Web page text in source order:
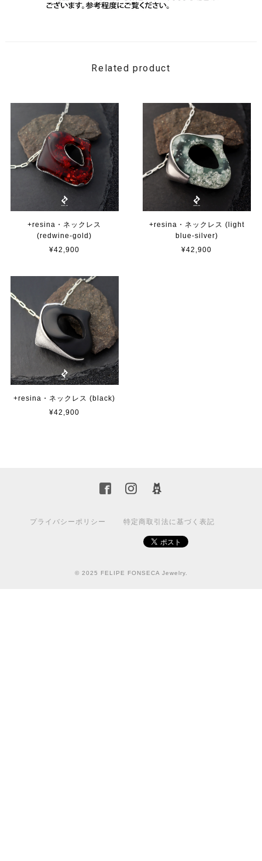
Related product
+resina・ネックレス
(redwine-gold)
¥42,900
+resina・ネックレス (light
blue-silver)
¥42,900
+resina・ネックレス (black)
¥42,900
プライバシーポリシー 特定商取引法に基づく表記
© 2025 FELIPE FONSECA Jewelry.